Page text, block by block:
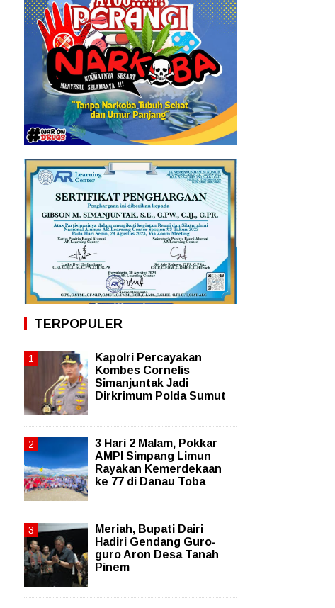
TERPOPULER
Kapolri Percayakan
Kombes Cornelis
Simanjuntak Jadi
Dirkrimum Polda Sumut
3 Hari 2 Malam, Pokkar
AMPI Simpang Limun
Rayakan Kemerdekaan
ke 77 di Danau Toba
Meriah, Bupati Dairi
Hadiri Gendang Guro-
guro Aron Desa Tanah
Pinem